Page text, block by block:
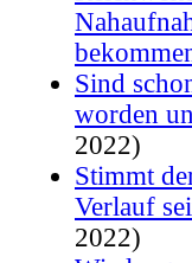
Sind
worden
2022)
Stimmt
Verlauf
2022)